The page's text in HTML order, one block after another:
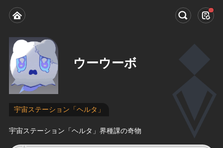
ウーウーボ
宇宙ステーション「ヘルタ」
宇宙ステーション「ヘルタ」界種課の奇物